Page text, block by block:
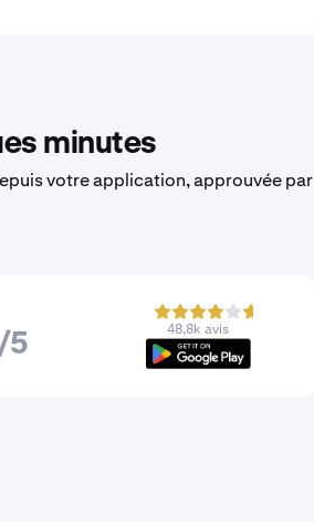
minutes
votre application, approuvée par
5
48,8k avis